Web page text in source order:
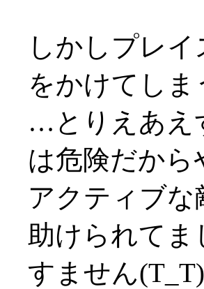
しかしプレ
をかけてしま
…とりえあえ
は危険だか
アクティブ
助けられてま
すません(T_T)